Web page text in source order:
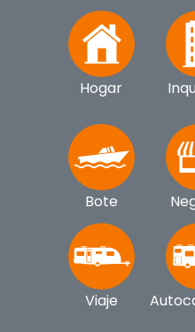
Hogar
Bote
Viaje